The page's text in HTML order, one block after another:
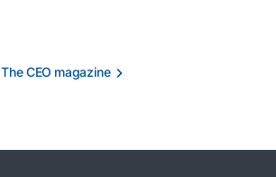
The CEO magazine